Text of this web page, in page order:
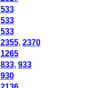
533
533
533
2355, 2370
1265
833, 933
930